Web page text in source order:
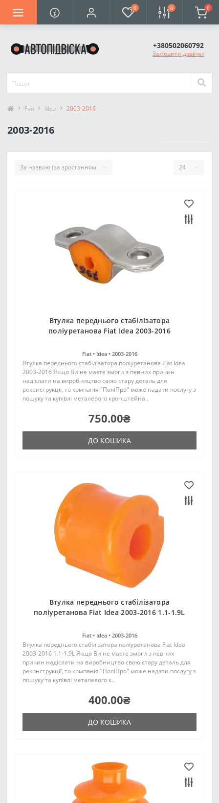
0 0 0
+380502060792
Замовити дзвінок
Fiat Idea 2003-2016
2003-2016
Втулка переднього стабілізатора
поліуретанова Fiat Idea 2003-2016
Fiat • Idea • 2003-2016
Втулка переднього стабілізатора поліуретанова Fiat Idea
2003-2016 Якщо Ви не маєте змоги з певних причин
надіслати на виробництво свою стару деталь для
реконструкції, то компанія "ПоліПро" може надати послугу з
пошуку та купівлі металевого кронштейна..
750.00₴
ДО КОШИКА
Втулка переднього стабілізатора
поліуретанова Fiat Idea 2003-2016 1.1-1.9L
Fiat • Idea • 2003-2016
Втулка переднього стабілізатора поліуретанова Fiat Idea
2003-2016 1.1-1.9L Якщо Ви не маєте змоги з певних
причин надіслати на виробництво свою стару деталь для
реконструкції, то компанія "ПоліПро" може надати послугу з
пошуку та купівлі металевого к..
400.00₴
ДО КОШИКА